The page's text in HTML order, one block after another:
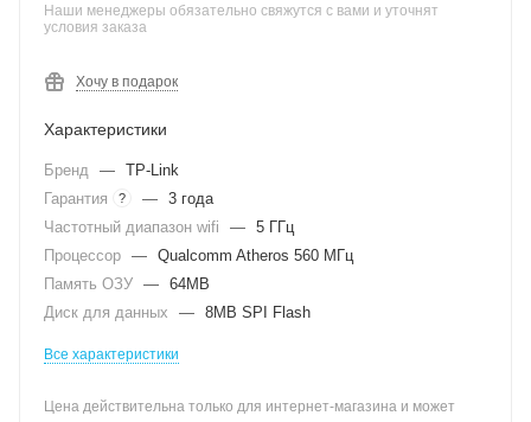
Наши менеджеры обязательно свяжутся с вами и уточнят
условия заказа
Хочу в подарок
Характеристики
Бренд — TP-Link
Гарантия
? — 3 года
Частотный диапазон wifi
— 5 ГГц
Процессор — Qualcomm Atheros 560 МГц
Память ОЗУ — 64MB
Диск для данных
— 8MB SPI Flash
Все характеристики
Цена действительна только для интернет-магазина и может